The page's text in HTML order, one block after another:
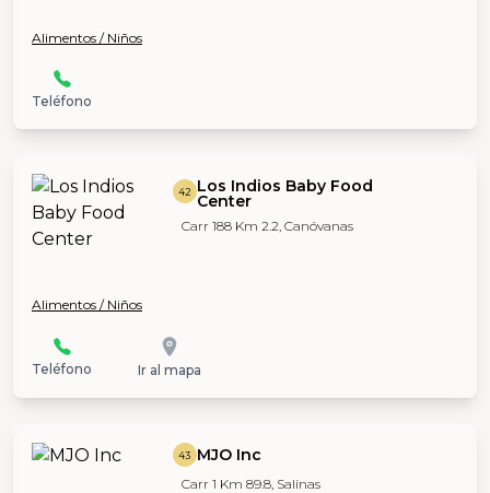
Alimentos / Niños
Teléfono
42 Los Indios Baby Food
Center
Carr 188 Km 2.2, Canóvanas
Alimentos / Niños
Teléfono Ir al mapa
43 MJO Inc
Carr 1 Km 89.8, Salinas